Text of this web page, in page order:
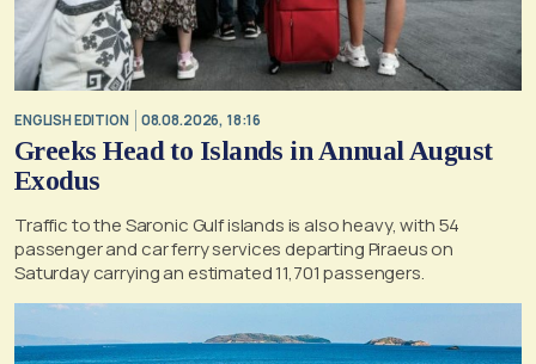
ENGLISH EDITION 08.08.2026, 18:16
Greeks Head to Islands in Annual August
Exodus
Traffic to the Saronic Gulf islands is also heavy, with 54
passenger and car ferry services departing Piraeus on
Saturday carrying an estimated 11,701 passengers.